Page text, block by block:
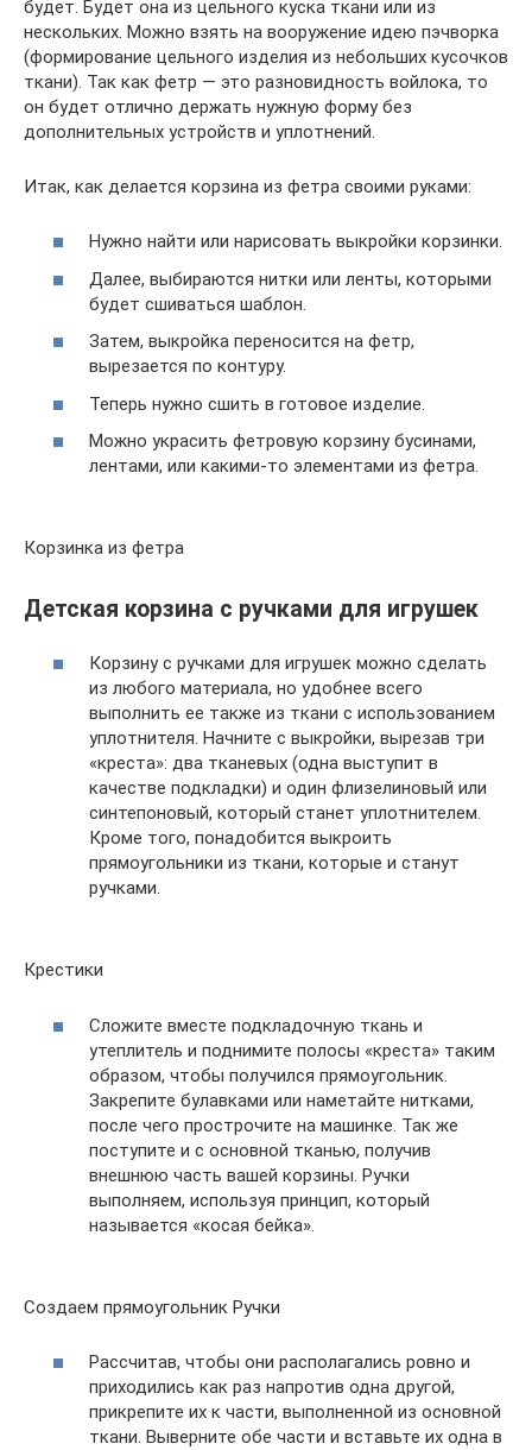
будет. Будет она из цельного куска ткани или из
нескольких. Можно взять на вооружение идею пэчворка
(формирование цельного изделия из небольших кусочков
ткани). Так как фетр — это разновидность войлока, то
он будет отлично держать нужную форму без
дополнительных устройств и уплотнений.
Итак, как делается корзина из фетра своими руками:
Нужно найти или нарисовать выкройки корзинки.
Далее, выбираются нитки или ленты, которыми
будет сшиваться шаблон.
Затем, выкройка переносится на фетр,
вырезается по контуру.
Теперь нужно сшить в готовое изделие.
Можно украсить фетровую корзину бусинами,
лентами, или какими-то элементами из фетра.
Корзинка из фетра
Детская корзина с ручками для игрушек
Корзину с ручками для игрушек можно сделать
из любого материала, но удобнее всего
выполнить ее также из ткани с использованием
уплотнителя. Начните с выкройки, вырезав три
«креста»: два тканевых (одна выступит в
качестве подкладки) и один флизелиновый или
синтепоновый, который станет уплотнителем.
Кроме того, понадобится выкроить
прямоугольники из ткани, которые и станут
ручками.
Крестики
Сложите вместе подкладочную ткань и
утеплитель и поднимите полосы «креста» таким
образом, чтобы получился прямоугольник.
Закрепите булавками или наметайте нитками,
после чего прострочите на машинке. Так же
поступите и с основной тканью, получив
внешнюю часть вашей корзины. Ручки
выполняем, используя принцип, который
называется «косая бейка».
Создаем прямоугольник Ручки
Рассчитав, чтобы они располагались ровно и
приходились как раз напротив одна другой,
прикрепите их к части, выполненной из основной
ткани. Выверните обе части и вставьте их одна в